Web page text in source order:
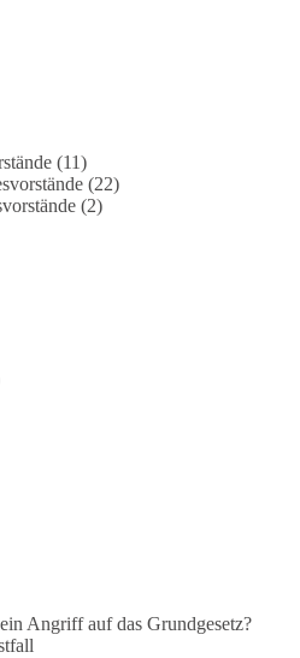
politischen Druckmittel
wie schnell Menschen
geraten können.
oder diplomatischen
hatte, eines wird deutlich:
eingesetzt oder von
werden kann, verlieren am
instrumentalisiert,
die auf drei
(11)
(22)
(2)
Angriff auf das Grundgesetz?